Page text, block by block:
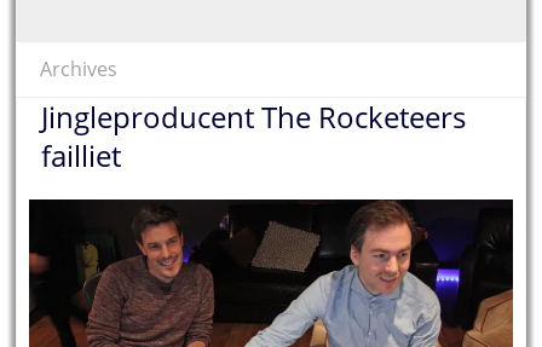
Archives
Jingleproducent The Rocketeers
failliet